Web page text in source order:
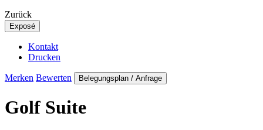
Zurück
Exposé
Kontakt
Drucken
Merken Bewerten Belegungsplan / Anfrage
Golf Suite